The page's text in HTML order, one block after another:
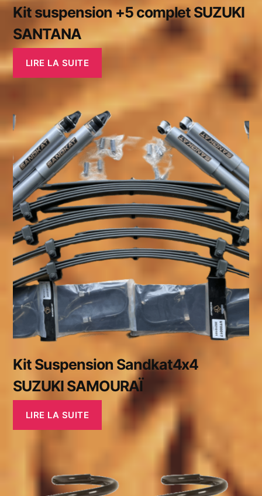
Kit suspension +5 complet SUZUKI
SANTANA
LIRE LA SUITE
Kit Suspension Sandkat4x4
SUZUKI SAMOURAÏ
LIRE LA SUITE